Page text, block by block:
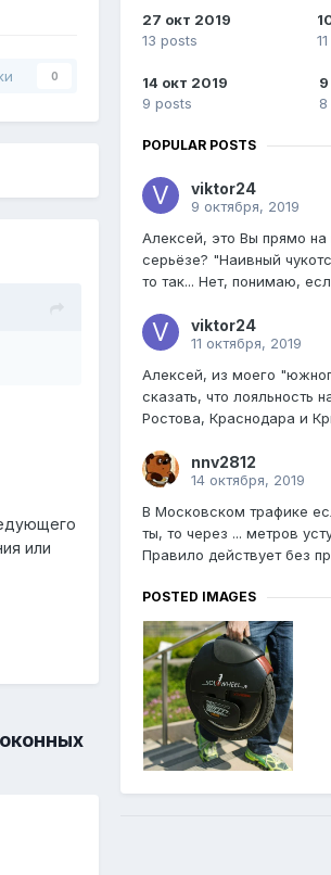
0
или
27 окт 2019
13 posts
14 окт 2019
9 posts
8
POPULAR POSTS
viktor24
9 октября, 2019
Алексей, это Вы прямо на
серьёзе? "Наивный
то так... Нет, понимаю,
viktor24
11 октября, 2019
Алексей, из моего
сказать, что лояльность
Ростова, Краснодара и
nnv2812
14 октября, 2019
В Московском трафике
ты, то через ... метров
Правило действует без
POSTED IMAGES